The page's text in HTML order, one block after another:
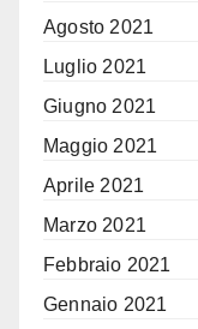
Agosto 2021
Luglio 2021
Giugno 2021
Maggio 2021
Aprile 2021
Marzo 2021
Febbraio 2021
Gennaio 2021